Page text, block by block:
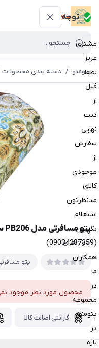
توجه
مشتری
عزیز
لطفا
قبل
از
ثبت
نهایی
سفارش
از
موجودی
کالای
مدنظرتون
استعلام
بگیرین
(09034287359)
همکاران
ما
در
مجموعه
پتومتو
در
بازه
پتومتو
پتومتو / دسته بندی محصولات
پتو مسافرتی مدل PB206 سایز 185x215 سانتی متر
پتو ژله ای
پتو
محصول مورد نظر موجود
گارانتی اصالت کالا